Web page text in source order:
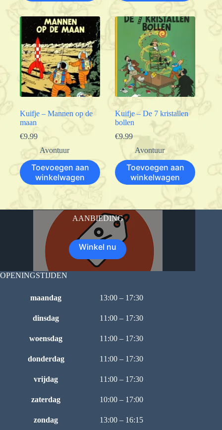
Kuifje – Mannen op de
maan
€9.99
Avontuur
Toevoegen aan
winkelwagen
Kuifje – De 7 kristallen
bollen
€9.99
Avontuur
Toevoegen aan
winkelwagen
AANBIEDING
Winkel nu
OPENINGSTIJDEN
maandag 13:00 – 17:30
dinsdag 11:00 – 17:30
woensdag 11:00 – 17:30
donderdag 11:00 – 17:30
vrijdag 11:00 – 17:30
zaterdag 10:00 – 17:00
zondag 13:00 – 16:15